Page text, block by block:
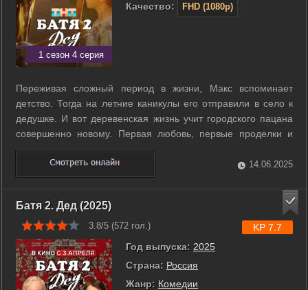
1 сезон 4 серия
Качество:
FHD (1080p)
Переживая сложный период в жизни, Макс вспоминает
детство. Тогда на летние каникулы его отправили в село к
дедушке. И вот деревенская жизнь учит городского пацана
совершенно новому. Первая любовь, первые проделки и
самостоятельный выбор. Именно дед становится для
малыша учителем и свидетелем того, как ребенок
взрослеет, учится делать правильный ...
14.06.2025
Батя 2. Дед (2025)
3.8/5 (572 гол.)
Год выпуска: 2025
Страна: Россия
Жанр: Комедии
KP 7.7